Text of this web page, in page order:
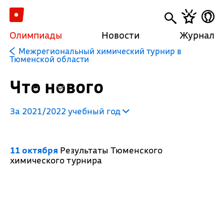
Олимпиады Новости Журнал
Межрегиональный химический турнир в
Тюменской области
Что нового
За 2021/2022 учебный год
11 октября Результаты Тюменского
химического турнира